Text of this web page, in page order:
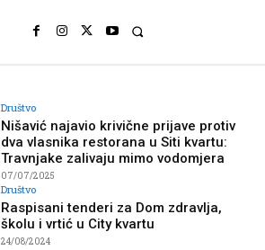
Društvo
Nišavić najavio krivične prijave protiv
dva vlasnika restorana u Siti kvartu:
Travnjake zalivaju mimo vodomjera
07/07/2025
Društvo
Raspisani tenderi za Dom zdravlja,
školu i vrtić u City kvartu
24/08/2024